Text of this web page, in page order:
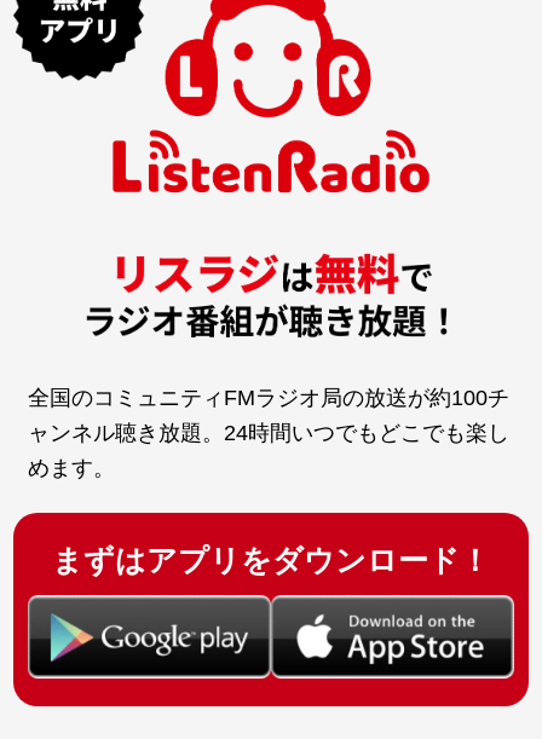
全国のコミュニティFMラジオ局の放送が約100チ
ャンネル聴き放題。24時間いつでもどこでも楽し
めます。
まずはアプリをダウンロード！